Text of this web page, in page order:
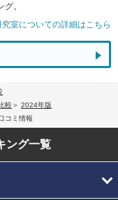
。
室についての詳細はこちら
較
2024年版
コミ情報
ング一覧